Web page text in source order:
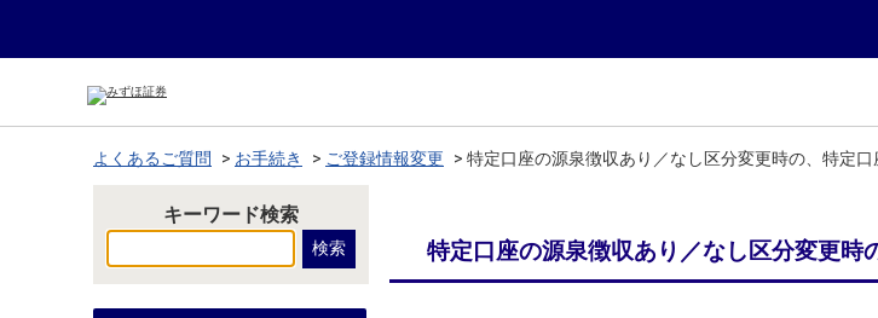
よくあるご質問 > お手続き > ご登録情報変更 > 特定口座の源泉徴収あり／なし区分変更時の、特定
キーワード検索
特定口座の源泉徴収あり／なし区分変更時